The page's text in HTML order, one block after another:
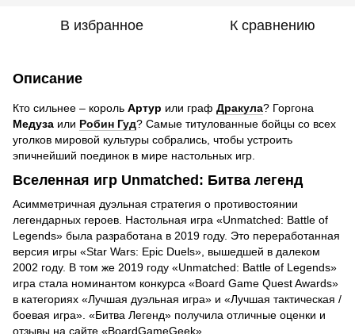
В избранное К сравнению
Описание
Кто сильнее – король Артур или граф Дракула? Горгона
Медуза или Робин Гуд? Самые титулованные бойцы со всех
уголков мировой культуры собрались, чтобы устроить
эпичнейший поединок в мире настольных игр.
Вселенная игр Unmatched: Битва легенд
Асимметричная дуэльная стратегия о противостоянии
легендарных героев. Настольная игра «Unmatched: Battle of
Legends» была разработана в 2019 году. Это переработанная
версия игры «Star Wars: Epic Duels», вышедшей в далеком
2002 году. В том же 2019 году «Unmatched: Battle of Legends»
игра стала номинантом конкурса «Board Game Quest Awards»
в категориях «Лучшая дуэльная игра» и «Лучшая тактическая /
боевая игра». «Битва Легенд» получила отличные оценки и
отзывы на сайте «BoardGameGeek».